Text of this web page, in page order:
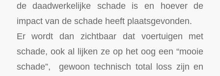
de daadwerkelijke schade is en hoever de
impact van de schade heeft plaatsgevonden.
Er wordt dan zichtbaar dat voertuigen met
schade, ook al lijken ze op het oog een “mooie
schade”, gewoon technisch total loss zijn en